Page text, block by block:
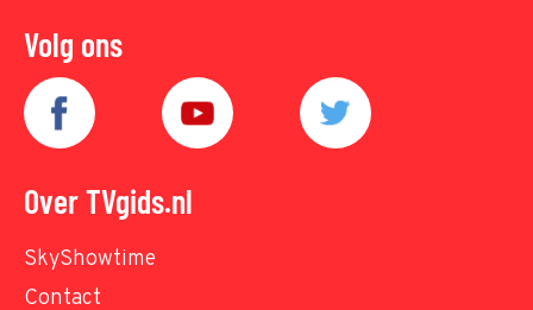
Volg ons
Over TVgids.nl
SkyShowtime
Contact